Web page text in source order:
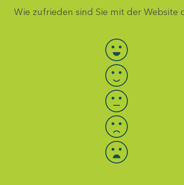
Wie zufrieden sind Sie mit der Website
Bewertung auswählen